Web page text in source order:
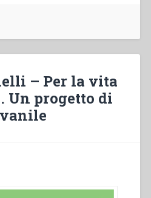
– Per la vita
Un progetto di